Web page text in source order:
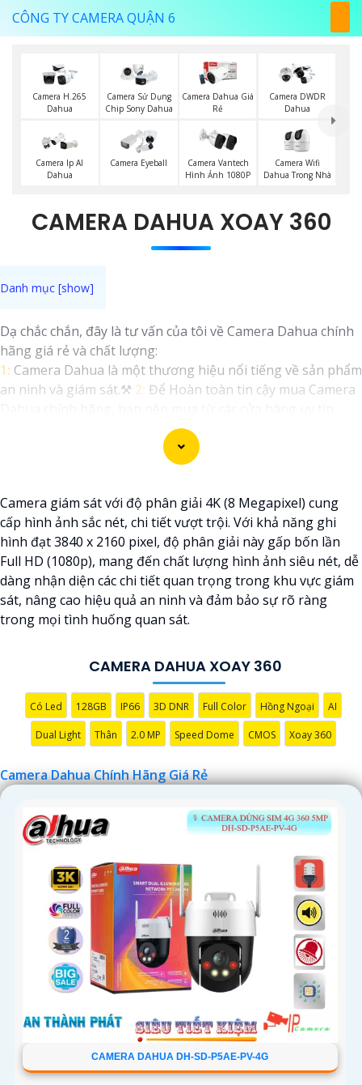
CÔNG TY CAMERA QUẬN 6
Camera H.265
Dahua
Camera Sử Dụng
Chip Sony Dahua
Camera Dahua Giá
Rẻ
Camera DWDR
Dahua
Camera Ip AI
Dahua
Camera Eyeball
Camera Vantech
Hình Ảnh 1080P
Camera Wifi
Dahua Trong Nhà
CAMERA DAHUA XOAY 360
Dạ chắc chắn, đây là tư vấn của tôi về Camera Dahua chính
hãng giá rẻ và chất lượng:
1: Camera Dahua là một thương hiệu nổi tiếng về sản phẩm
an ninh và giám sát.⚒ 2: Để Hoàn toàn tin cậy mua Camera
hoặc các đại lý chính thức của Dahua.☄️
Camera Dahua có thể thay đổi tùy vào model và chức năng
của camera. Bạn nên tìm hiểu kỹ trước khi đầu tư.🎖️
giải cao, tính năng thông minh và độ tin cậy.💖5:Nếu bạn
muốn tìm camera Dahua giá rẻ, bạn có thể tham khảo trên
các website thương mại điện tử hoặc tại các cửa hàng điện
tử.
Hy vọng rằng những thông tin trên sẽ giúp bạn chọn lựa
được Camera Dahua chính hãng, giá rẻ và chất lượng. Nếu
bạn có thêm câu hỏi hoặc cần tư vấn thêm, đừng ngần ngại
Camera giám sát với độ phân giải 4K (8 Megapixel) cung
cấp hình ảnh sắc nét, chi tiết vượt trội. Với khả năng ghi
hình đạt 3840 x 2160 pixel, độ phân giải này gấp bốn lần
Full HD (1080p), mang đến chất lượng hình ảnh siêu nét, dễ
dàng nhận diện các chi tiết quan trọng trong khu vực giám
sát, nâng cao hiệu quả an ninh và đảm bảo sự rõ ràng
trong mọi tình huống quan sát.
CAMERA DAHUA XOAY 360
Có Led 128GB IP66 3D DNR Full Color Hồng Ngoại AI
Dual Light Thân 2.0 MP Speed Dome CMOS Xoay 360
Camera Dahua Chính Hãng Giá Rẻ
CAMERA DAHUA DH-SD-P5AE-PV-4G